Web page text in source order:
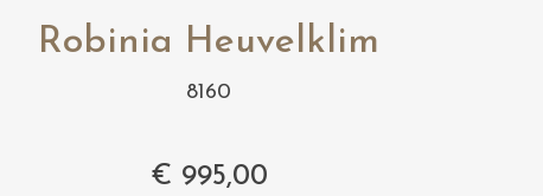
Robinia Heuvelklim
8160
€ 995,00